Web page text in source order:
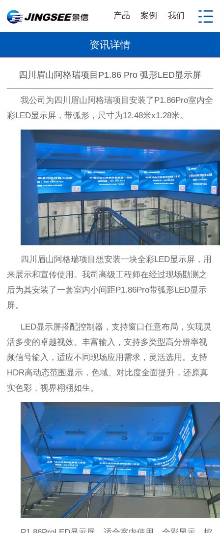
产品 案例 我们
资讯详情
四川眉山阿格瑞项目P1.86 Pro 弧形LED显示屏
我公司为四川眉山阿格瑞项目安装了P1.86Pro室内全
彩LED显示屏，带弧形，尺寸为12.48米x1.28米。
四川眉山阿格瑞项目想安装一块全彩LED显示屏，用
来展示和宣传使用。我司高级工程师在经过现场勘测之
后为其安装了一套室内小间距 P1.86Pro带弧形 LED显示
屏。
LED显示屏搭配控制器，支持窗口任意布局，实现灵
活多变的卓越视效。丰富输入，支持多类型高分辨率视
频信号输入，适应不同现场应用需求，灵活选用。支持
HDR高动态范围显示，色域、对比度全面提升，还原真
实色彩，视界栩栩如生。